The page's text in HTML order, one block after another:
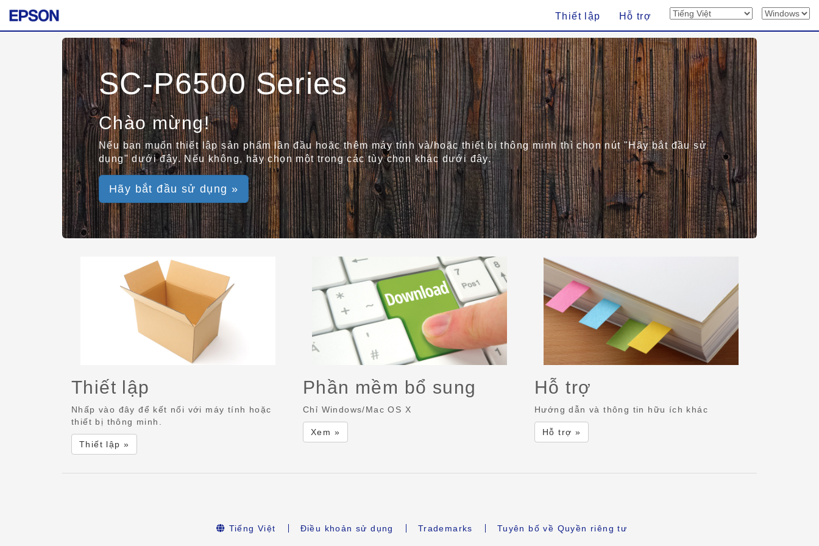
Thiết lập Hỗ trợ
SC-P6500 Series
Chào mừng!
Nếu bạn muốn thiết lập sản phẩm lần đầu hoặc thêm máy tính và/hoặc thiết bị thông minh thì chọn nút "Hãy bắt đầu sử
dụng" dưới đây. Nếu không, hãy chọn một trong các tùy chọn khác dưới đây.
Hãy bắt đầu sử dụng »
Thiết lập
Nhấp vào đây để kết nối với máy tính hoặc
thiết bị thông minh.
Thiết lập »
Phần mềm bổ sung
Chỉ Windows/Mac OS X
Xem »
Hỗ trợ
Hướng dẫn và thông tin hữu ích khác
Hỗ trợ »
Tiếng Việt Điều khoản sử dụng Trademarks Tuyên bố về Quyền riêng tư